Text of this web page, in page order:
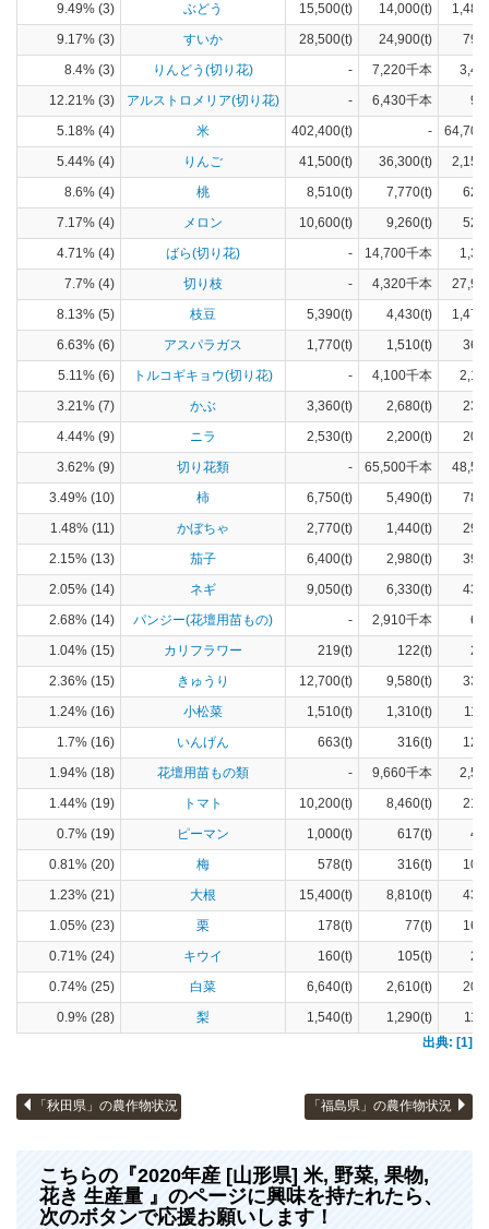
9.49% (3)
ぶどう 15,500(t) 14,000(t)
9.17% (3)
すいか 28,500(t) 24,900(t)
8.4% (3)
りんどう(切り花) - 7,220千本
12.21% (3)
アルストロメリア(切り花) - 6,430千本
5.18% (4)
米 402,400(t) -
5.44% (4)
りんご 41,500(t) 36,300(t)
8.6% (4)
桃 8,510(t) 7,770(t)
7.17% (4)
メロン 10,600(t) 9,260(t)
4.71% (4)
ばら(切り花) - 14,700千本
7.7% (4)
切り枝 - 4,320千本
8.13% (5)
枝豆 5,390(t) 4,430(t)
6.63% (6)
アスパラガス 1,770(t) 1,510(t)
5.11% (6)
トルコギキョウ(切り花) - 4,100千本
3.21% (7)
かぶ 3,360(t) 2,680(t)
4.44% (9)
ニラ 2,530(t) 2,200(t)
3.62% (9)
切り花類 - 65,500千本
3.49% (10)
柿 6,750(t) 5,490(t)
1.48% (11)
かぼちゃ 2,770(t) 1,440(t)
2.15% (13)
茄子 6,400(t) 2,980(t)
2.05% (14)
ネギ 9,050(t) 6,330(t)
2.68% (14)
パンジー(花壇用苗もの) - 2,910千本
1.04% (15)
カリフラワー 219(t) 122(t)
2.36% (15)
きゅうり 12,700(t) 9,580(t)
1.24% (16)
小松菜 1,510(t) 1,310(t)
1.7% (16)
いんげん 663(t) 316(t)
1.94% (18)
花壇用苗もの類 - 9,660千本
1.44% (19)
トマト 10,200(t) 8,460(t)
0.7% (19)
ピーマン 1,000(t) 617(t)
0.81% (20)
梅 578(t) 316(t)
1.23% (21)
大根 15,400(t) 8,810(t)
1.05% (23)
栗 178(t) 77(t)
0.71% (24)
キウイ 160(t) 105(t)
0.74% (25)
白菜 6,640(t) 2,610(t)
0.9% (28)
梨 1,540(t) 1,290(t)
出典: [1]
「秋田県」の農作物状況 「福島県」の農作物状況
こちらの『2020年産 [山形県] 米, 野菜, 果物,
花き 生産量 』のページに興味を持たれたら、
次のボタンで応援お願いします！